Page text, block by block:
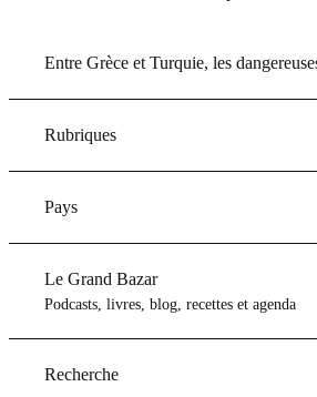
Entre Grèce et Turquie, les
Rubriques
Pays
Le Grand Bazar
Podcasts, livres, blog, recettes et agenda
Recherche